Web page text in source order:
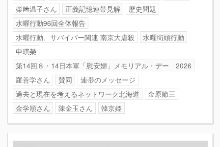
柴﨑温子さん
正義記憶連帯見解
歴史問題
水曜行動96回全体報告
水曜行動、サバイバー関連 南京大虐殺
水曜街頭行動
申琪榮
第14回８・14日本軍「慰安婦」メモリアル・デー 2026
羅善学さん
賛同
連帯のメッセージ
過去と現在を考えるネットワーク北海道
金原節三
金学順さん
陳金玉さん 韓京姫